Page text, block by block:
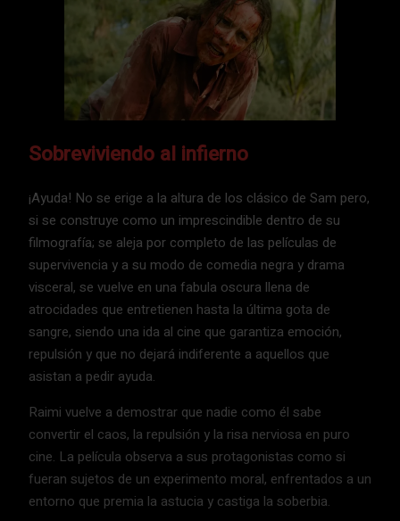
Sobreviviendo al infierno
¡Ayuda! No se erige a la altura de los clásico de Sam pero,
si se construye como un imprescindible dentro de su
filmografía; se aleja por completo de las películas de
supervivencia y a su modo de comedia negra y drama
visceral, se vuelve en una fabula oscura llena de
atrocidades que entretienen hasta la última gota de
sangre, siendo una ida al cine que garantiza emoción,
repulsión y que no dejará indiferente a aquellos que
asistan a pedir ayuda.
Raimi vuelve a demostrar que nadie como él sabe
convertir el caos, la repulsión y la risa nerviosa en puro
cine. La película observa a sus protagonistas como si
fueran sujetos de un experimento moral, enfrentados a un
entorno que premia la astucia y castiga la soberbia.